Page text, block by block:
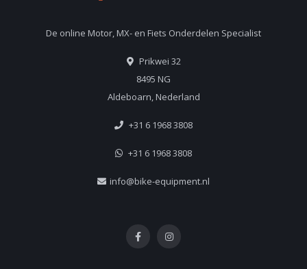
De online Motor, MX- en Fiets Onderdelen Specialist
Prikwei 32
8495 NG
Aldeboarn, Nederland
+31 6 1968 3808
+31 6 1968 3808
info@bike-equipment.nl